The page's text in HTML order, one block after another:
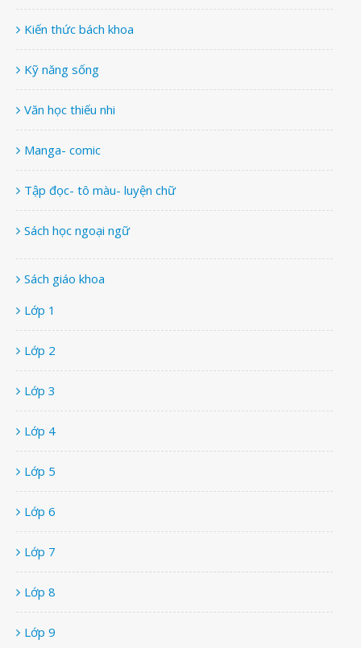
Kiến thức bách khoa
Kỹ năng sống
Văn học thiếu nhi
Manga- comic
Tập đọc- tô màu- luyện chữ
Sách học ngoại ngữ
Sách giáo khoa
Lớp 1
Lớp 2
Lớp 3
Lớp 4
Lớp 5
Lớp 6
Lớp 7
Lớp 8
Lớp 9